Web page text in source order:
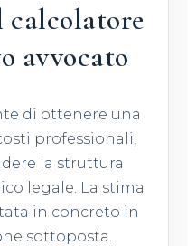
calcolatore
avvocato
di ottenere una
professionali,
la struttura
legale. La stima
in concreto in
sottoposta.